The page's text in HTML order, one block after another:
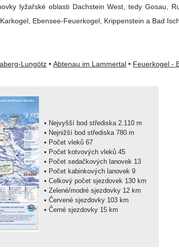
lyžařské oblasti Dachstein West, tedy Gosau,
Ebensee-Feuerkogel, Krippenstein a Bad
Lungötz • Abtenau im Lammertal • Feuerkogel -
•
Nejvyšší bod střediska 2.110 m
•
Nejnižší bod střediska 780 m
•
Počet vleků 67
•
Počet kotvových vleků 45
•
Počet sedačkových lanovek 13
•
Počet kabinkových lanovek 9
•
Celkový počet sjezdovek 130 km
•
Zelené/modré sjezdovky 12 km
•
Červené sjezdovky 103 km
•
Černé sjezdovky 15 km